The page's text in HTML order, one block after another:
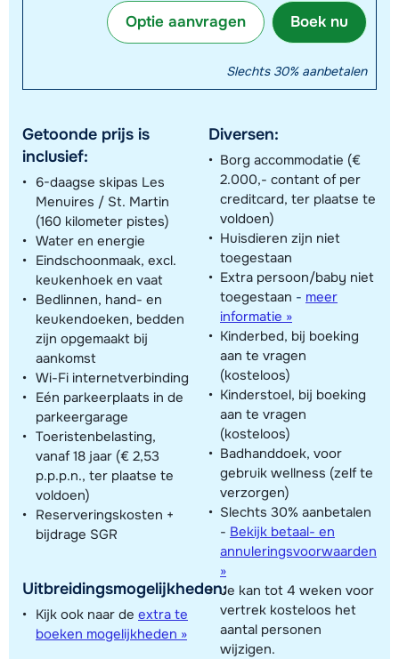
Boek nu
Optie aanvragen
Slechts 30% aanbetalen
Getoonde prijs is
inclusief:
6-daagse skipas Les
Menuires / St. Martin
(160 kilometer pistes)
Water en energie
Eindschoonmaak, excl.
keukenhoek en vaat
Bedlinnen, hand- en
keukendoeken, bedden
zijn opgemaakt bij
aankomst
Wi-Fi internetverbinding
Eén parkeerplaats in de
parkeergarage
Toeristenbelasting,
vanaf 18 jaar (€ 2,53
p.p.p.n., ter plaatse te
voldoen)
Reserveringskosten +
bijdrage SGR
Uitbreidingsmogelijkheden:
Kijk ook naar de extra te
boeken mogelijkheden »
Diversen:
Borg accommodatie (€
2.000,- contant of per
creditcard, ter plaatse te
voldoen)
Huisdieren zijn niet
toegestaan
Extra persoon/baby niet
toegestaan - meer
informatie »
Kinderbed, bij boeking
aan te vragen
(kosteloos)
Kinderstoel, bij boeking
aan te vragen
(kosteloos)
Badhanddoek, voor
gebruik wellness (zelf te
verzorgen)
Slechts 30% aanbetalen
- Bekijk betaal- en
annuleringsvoorwaarden
»
Je kan tot 4 weken voor
vertrek kosteloos het
aantal personen
wijzigen.